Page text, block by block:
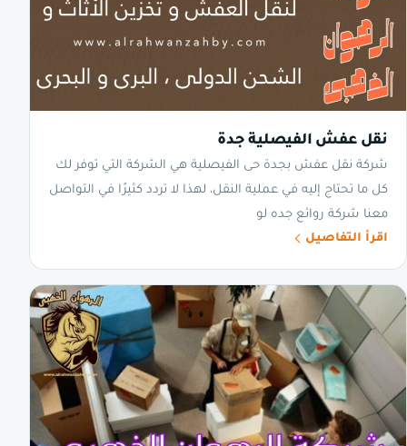
نقل عفش الفيصلية جدة
شركة نقل عفش بجدة حى الفيصلية هي الشركة التي توفر لك
كل ما تحتاج إليه في عملية النقل، لهذا لا تردد كثيرًا في التواصل
معنا شركة روائع جده لو
اقرأ التفاصيل